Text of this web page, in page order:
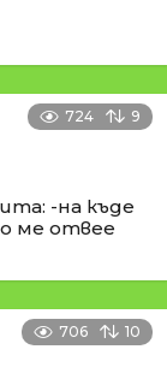
724 9
-на къде
ме отвее
706 10